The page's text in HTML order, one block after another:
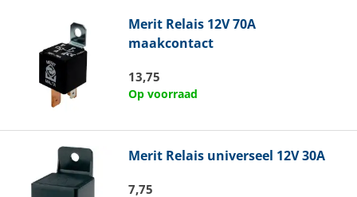
Merit Relais 12V 70A
maakcontact
13,75
Op voorraad
Merit Relais universeel 12V 30A
7,75